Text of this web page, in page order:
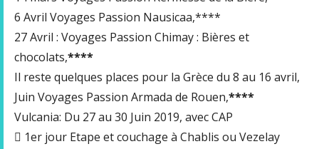
6 Avril Voyages Passion Nausicaa,****
27 Avril : Voyages Passion Chimay : Bières et
chocolats,****
Il reste quelques places pour la Grèce du 8 au 16 avril,
Juin Voyages Passion Armada de Rouen,****
Vulcania: Du 27 au 30 Juin 2019, avec CAP
 1er jour Etape et couchage à Chablis ou Vezelay